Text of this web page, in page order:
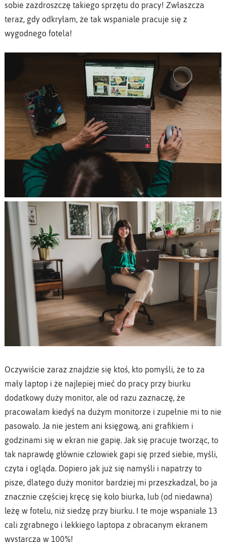
sobie zazdroszczę takiego sprzętu do pracy! Zwłaszcza
teraz, gdy odkryłam, że tak wspaniale pracuje się z
wygodnego fotela!
Oczywiście zaraz znajdzie się ktoś, kto pomyśli, że to za
mały laptop i że najlepiej mieć do pracy przy biurku
dodatkowy duży monitor, ale od razu zaznaczę, że
pracowałam kiedyś na dużym monitorze i zupełnie mi to nie
pasowało. Ja nie jestem ani księgową, ani grafikiem i
godzinami się w ekran nie gapię. Jak się pracuje tworząc, to
tak naprawdę głównie człowiek gapi się przed siebie, myśli,
czyta i ogląda. Dopiero jak już się namyśli i napatrzy to
pisze, dlatego duży monitor bardziej mi przeszkadzał, bo ja
znacznie częściej kręcę się koło biurka, lub (od niedawna)
leżę w fotelu, niż siedzę przy biurku. I te moje wspaniałe 13
cali zgrabnego i lekkiego laptopa z obracanym ekranem
wystarcza w 100%!